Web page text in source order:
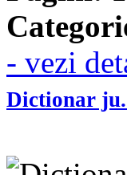
- vezi
Dictionar